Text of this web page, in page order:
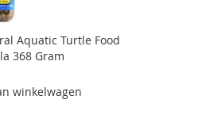
Aquatic Turtle Food
368 Gram
winkelwagen